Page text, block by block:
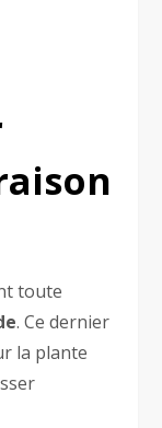
toute
. Ce dernier
la plante